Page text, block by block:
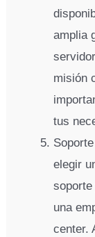
amplia
misión
tus
elegir
una
center.